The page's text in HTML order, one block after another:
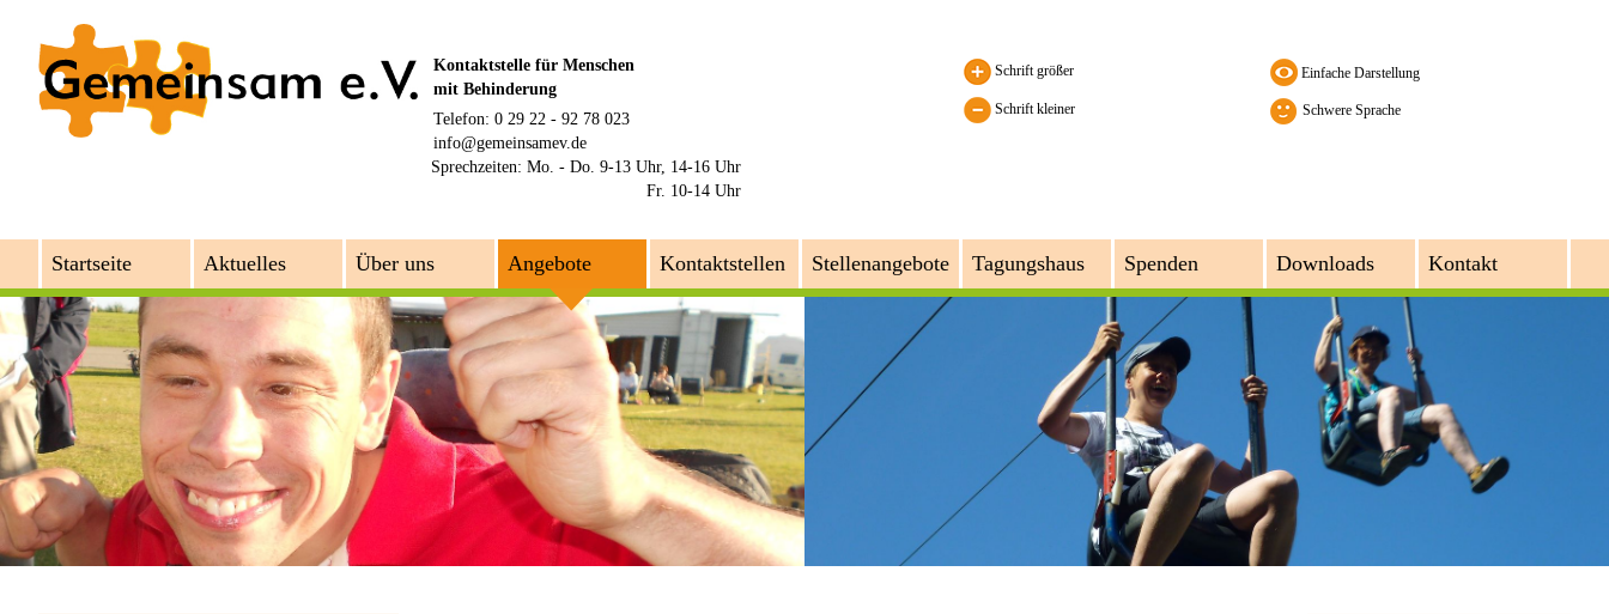
Kontaktstelle für Menschen
mit Behinderung
Telefon: 0 29 22 - 92 78 023
info@gemeinsamev.de
Sprechzeiten: Mo. - Do. 9-13 Uhr, 14-16 Uhr
Fr. 10-14 Uhr
Schrift größer
Schrift kleiner Schwere Sprache
Startseite Aktuelles Über uns Angebote Kontaktstellen Stellenangebote Tagungshaus Spenden Downloads Kontakt